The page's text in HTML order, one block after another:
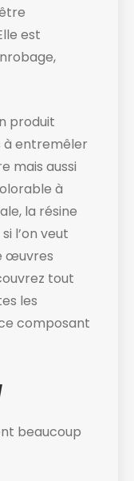
est
produit
à entremêler
mais aussi
à
la résine
l’on veut
œuvres
tout
les
composant
beaucoup